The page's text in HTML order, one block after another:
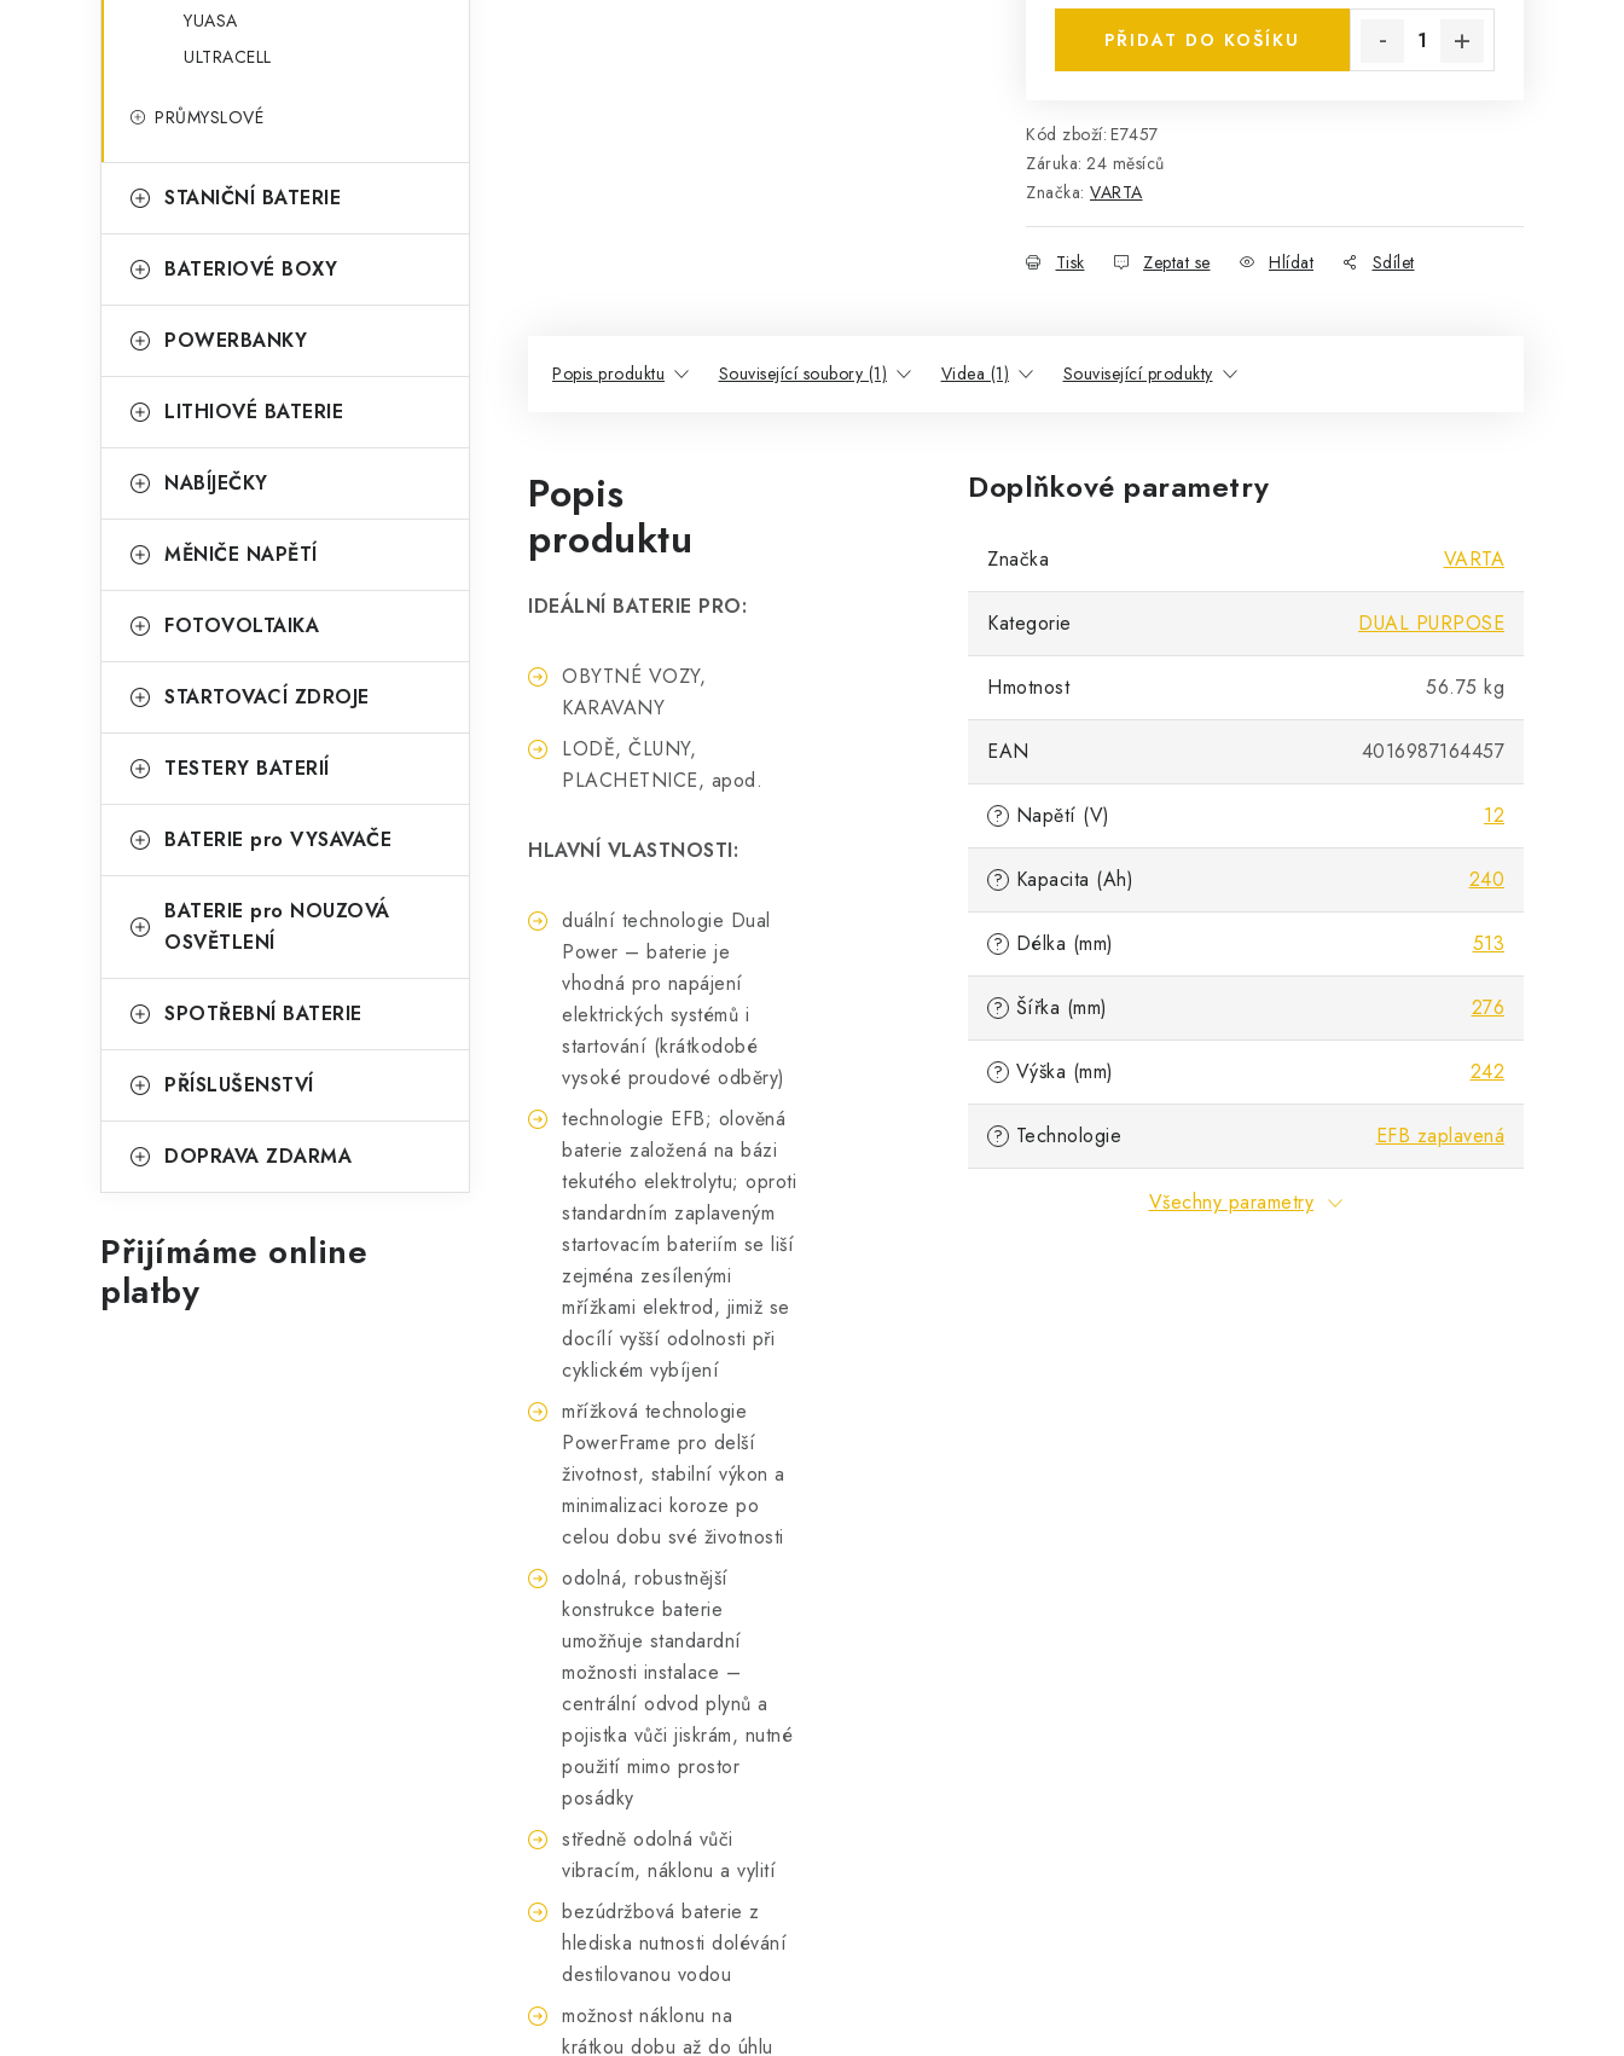
YUASA
ULTRACELL
PRŮMYSLOVÉ
STANIČNÍ BATERIE
BATERIOVÉ BOXY
POWERBANKY
LITHIOVÉ BATERIE
NABÍJEČKY
MĚNIČE NAPĚTÍ
FOTOVOLTAIKA
STARTOVACÍ ZDROJE
TESTERY BATERIÍ
BATERIE pro VYSAVAČE
BATERIE pro NOUZOVÁ
OSVĚTLENÍ
SPOTŘEBNÍ BATERIE
PŘÍSLUŠENSTVÍ
DOPRAVA ZDARMA
Přijímáme online
platby
PŘIDAT DO KOŠÍKU
Kód zboží: E7457
Záruka: 24 měsíců
Značka: VARTA
Tisk Zeptat se Hlídat Sdílet
Popis produktu Související soubory (1) Videa (1) Související produkty
Popis
produktu
IDEÁLNÍ BATERIE PRO:
OBYTNÉ VOZY,
KARAVANY
LODĚ, ČLUNY,
PLACHETNICE, apod.
HLAVNÍ VLASTNOSTI:
duální technologie Dual
Power – baterie je
vhodná pro napájení
elektrických systémů i
startování (krátkodobé
vysoké proudové odběry)
technologie EFB; olověná
baterie založená na bázi
tekutého elektrolytu; oproti
standardním zaplaveným
startovacím bateriím se liší
zejména zesílenými
mřížkami elektrod, jimiž se
docílí vyšší odolnosti při
cyklickém vybíjení
mřížková technologie
PowerFrame pro delší
životnost, stabilní výkon a
minimalizaci koroze po
celou dobu své životnosti
odolná, robustnější
konstrukce baterie
umožňuje standardní
možnosti instalace –
centrální odvod plynů a
pojistka vůči jiskrám, nutné
použití mimo prostor
posádky
středně odolná vůči
vibracím, náklonu a vylití
bezúdržbová baterie z
hlediska nutnosti dolévání
destilovanou vodou
možnost náklonu na
krátkou dobu až do úhlu
Doplňkové parametry
Značka VARTA
Kategorie DUAL PURPOSE
Hmotnost 56.75 kg
EAN 4016987164457
? Napětí (V) 12
? Kapacita (Ah) 240
? Délka (mm) 513
? Šířka (mm) 276
? Výška (mm) 242
? Technologie EFB zaplavená
Všechny parametry